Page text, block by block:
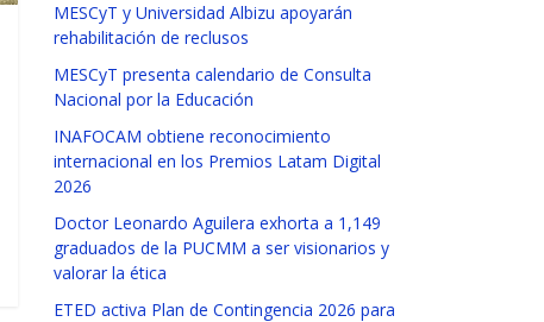
MESCyT y Universidad Albizu apoyarán
rehabilitación de reclusos
MESCyT presenta calendario de Consulta
Nacional por la Educación
INAFOCAM obtiene reconocimiento
internacional en los Premios Latam Digital
2026
Doctor Leonardo Aguilera exhorta a 1,149
graduados de la PUCMM a ser visionarios y
valorar la ética
ETED activa Plan de Contingencia 2026 para